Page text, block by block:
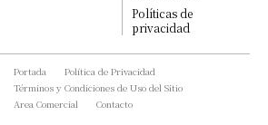
Políticas de
privacidad
Portada
Política de Privacidad
Términos y Condiciones de Uso del Sitio
Area Comercial
Contacto